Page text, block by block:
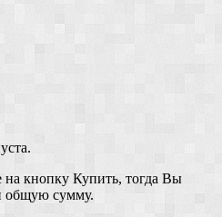
кнопку Купить, тогда Вы
общую сумму.